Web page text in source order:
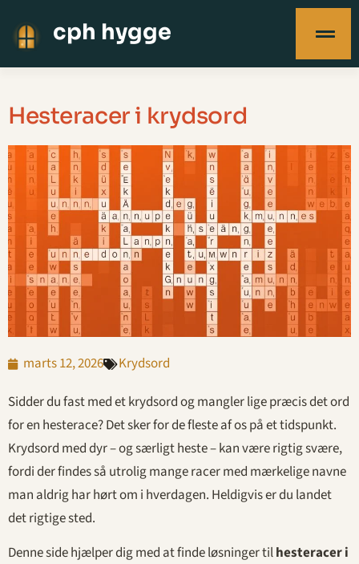
cph hygge
Hesteracer i krydsord
marts 12, 2026
Krydsord
Sidder du fast med et krydsord og mangler lige præcis det ord
for en hesterace? Det sker for de fleste af os på et tidspunkt.
Krydsord med dyr – og særligt heste – kan være rigtig svære,
fordi der findes så utrolig mange racer med mærkelige navne
man aldrig har hørt om i hverdagen. Heldigvis er du landet
det rigtige sted.
Denne side hjælper dig med at finde løsninger tilhesteracer i